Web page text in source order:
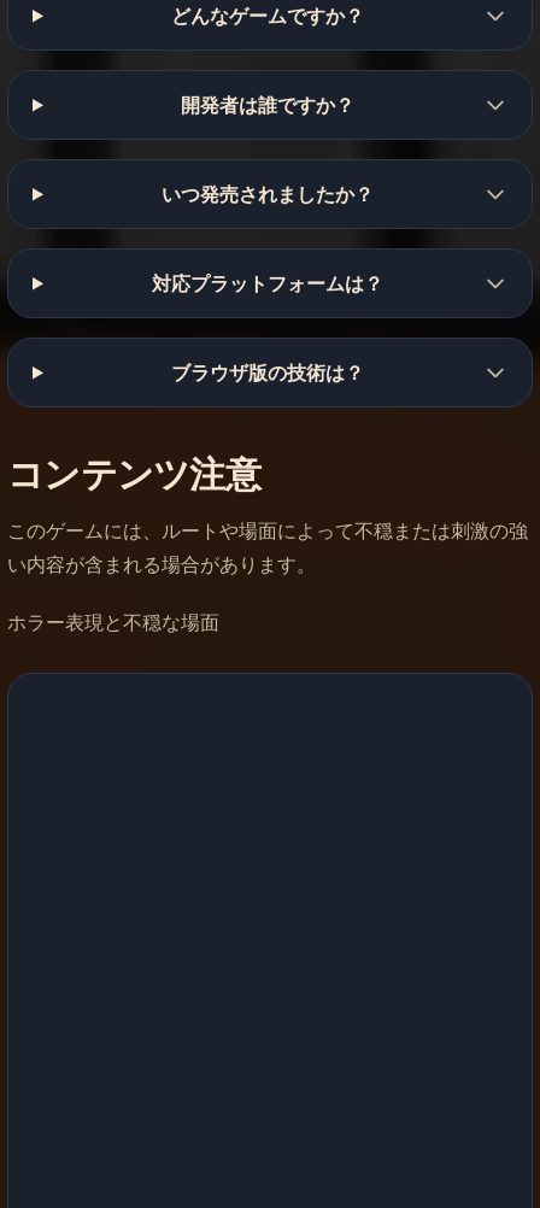
どんなゲームですか？
開発者は誰ですか？
いつ発売されましたか？
対応プラットフォームは？
ブラウザ版の技術は？
コンテンツ注意
このゲームには、ルートや場面によって不穏または刺激の強
い内容が含まれる場合があります。
ホラー表現と不穏な場面